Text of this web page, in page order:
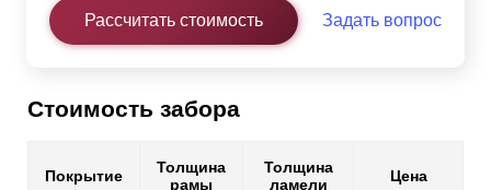
Рассчитать стоимость Задать вопрос
Стоимость забора
Покрытие
Толщина
рамы
Толщина
ламели
Цена